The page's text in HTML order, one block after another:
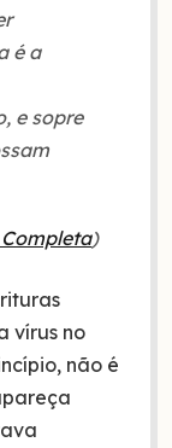
é a
e sopre
)
vírus no
não é